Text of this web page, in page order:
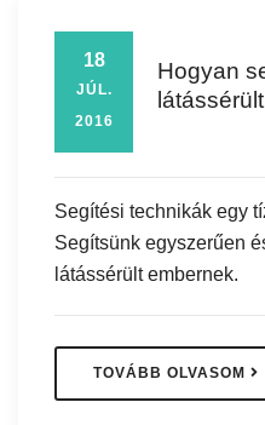
18
JÚL.
2016
Hogyan
Segítési technikák egy
Segítsünk egyszerűen
látássérült embernek.
TOVÁBB OLVASOM